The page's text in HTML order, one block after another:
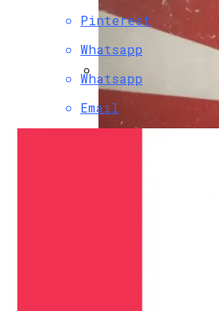
VANDJORD
Почему
Как Отдыхать
«Человек В
Pinterest
Whatsapp
Whatsapp
Email